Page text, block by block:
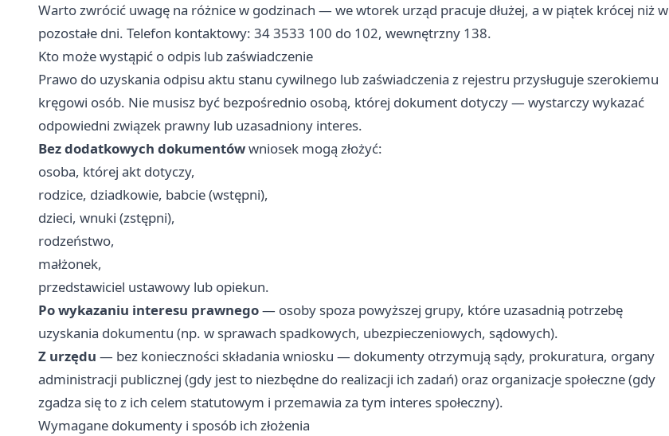
Warto zwrócić uwagę na różnice w godzinach — we wtorek urząd pracuje dłużej, a w piątek krócej niż w
pozostałe dni. Telefon kontaktowy: 34 3533 100 do 102, wewnętrzny 138.
Kto może wystąpić o odpis lub zaświadczenie
Prawo do uzyskania odpisu aktu stanu cywilnego lub zaświadczenia z rejestru przysługuje szerokiemu
kręgowi osób. Nie musisz być bezpośrednio osobą, której dokument dotyczy — wystarczy wykazać
odpowiedni związek prawny lub uzasadniony interes.
Bez dodatkowych dokumentówwniosek mogą złożyć:
osoba, której akt dotyczy,
rodzice, dziadkowie, babcie (wstępni),
dzieci, wnuki (zstępni),
rodzeństwo,
małżonek,
przedstawiciel ustawowy lub opiekun.
Po wykazaniu interesu prawnego— osoby spoza powyższej grupy, które uzasadnią potrzebę
uzyskania dokumentu (np. w sprawach spadkowych, ubezpieczeniowych, sądowych).
Z urzędu — bez konieczności składania wniosku — dokumenty otrzymują sądy, prokuratura, organy
administracji publicznej (gdy jest to niezbędne do realizacji ich zadań) oraz organizacje społeczne (gdy
zgadza się to z ich celem statutowym i przemawia za tym interes społeczny).
Wymagane dokumenty i sposób ich złożenia